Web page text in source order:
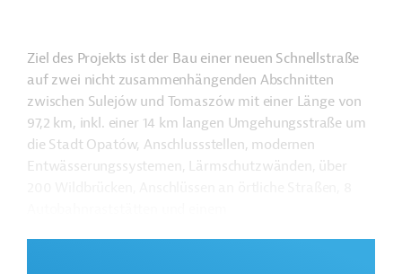
Ziel des Projekts ist der Bau einer neuen Schnellstraße
auf zwei nicht zusammenhängenden Abschnitten
zwischen Sulejów und Tomaszów mit einer Länge von
97,2 km, inkl. einer 14 km langen Umgehungsstraße um
die Stadt Opatów, Anschlussstellen, modernen
Entwässerungssystemen, Lärmschutzwänden, über